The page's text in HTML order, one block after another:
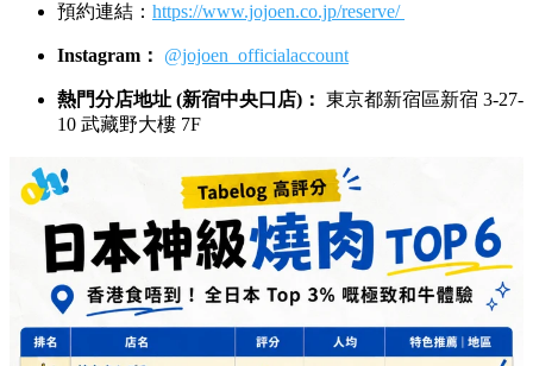
預約連結： https://www.jojoen.co.jp/reserve/
Instagram： @jojoen_officialaccount
熱門分店地址 (新宿中央口店)： 東京都新宿區新宿 3-27-
10 武藏野大樓 7F